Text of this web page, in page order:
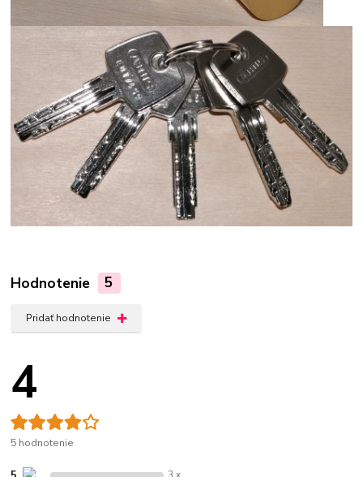
Hodnotenie 5
Pridať hodnotenie
4
5 hodnotenie